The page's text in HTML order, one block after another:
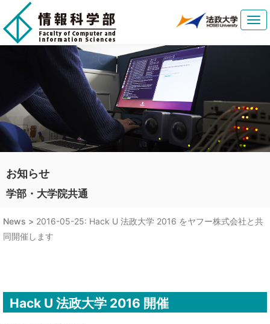
お知らせ
学部・大学院共通
News > 2016-05-25: Hack U 法政大学 2016 をヤフー株式会社と共
同開催します
Hack U 法政大学 2016 開催